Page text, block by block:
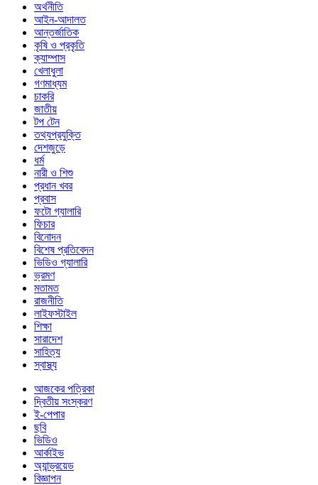
অর্থনীতি
আইন-আদালত
আন্তর্জাতিক
কৃষি ও প্রকৃতি
ক্যাম্পাস
খেলাধুলা
গণমাধ্যম
চাকরি
জাতীয়
টপ টেন
তথ্যপ্রযুক্তি
দেশজুড়ে
ধর্ম
নারী ও শিশু
প্রধান খবর
প্রবাস
ফটো গ্যালারি
ফিচার
বিনোদন
বিশেষ প্রতিবেদন
ভিডিও গ্যালারি
ভ্রমণ
মতামত
রাজনীতি
লাইফস্টাইল
শিক্ষা
সারাদেশ
সাহিত্য
স্বাস্থ্য
আজকের পত্রিকা
দ্বিতীয় সংস্করণ
ই-পেপার
ছবি
ভিডিও
আর্কাইভ
অ্যান্ড্রয়েড
বিজ্ঞাপন